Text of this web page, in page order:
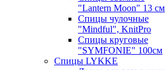
"Lantern Moon" 13 см
Спицы чулочные
"Mindful", KnitPro
Спицы круговые
"SYMFONIE" 100см
Спицы LYKKE